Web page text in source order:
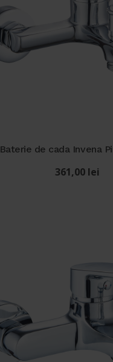
Baterie de cada Invena
361,00 lei